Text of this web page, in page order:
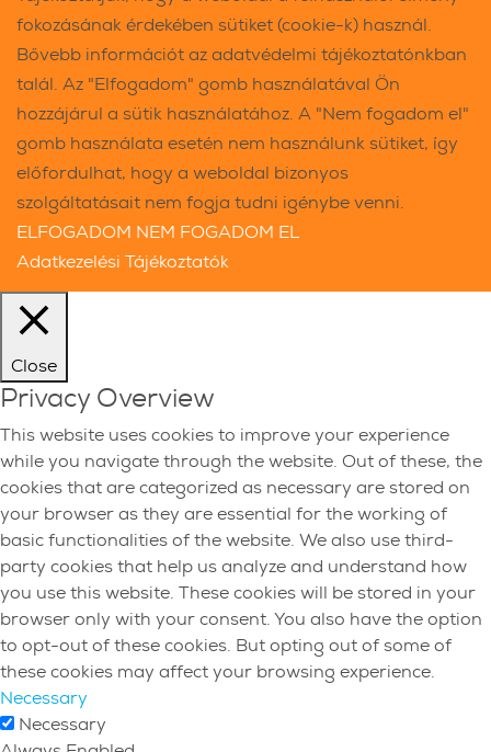
fokozásának érdekében sütiket (cookie-k) használ.
Bővebb információt az adatvédelmi tájékoztatónkban
talál. Az "Elfogadom" gomb használatával Ön
hozzájárul a sütik használatához. A "Nem fogadom el"
gomb használata esetén nem használunk sütiket, így
előfordulhat, hogy a weboldal bizonyos
szolgáltatásait nem fogja tudni igénybe venni.
ELFOGADOM NEM FOGADOM EL
Adatkezelési Tájékoztatók
Close
Privacy Overview
This website uses cookies to improve your experience
while you navigate through the website. Out of these, the
cookies that are categorized as necessary are stored on
your browser as they are essential for the working of
basic functionalities of the website. We also use third-
party cookies that help us analyze and understand how
you use this website. These cookies will be stored in your
browser only with your consent. You also have the option
to opt-out of these cookies. But opting out of some of
these cookies may affect your browsing experience.
Necessary
Necessary